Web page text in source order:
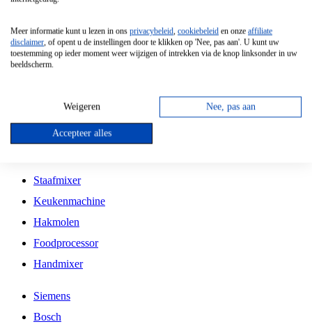
Vrijstaande Magnetron
Vrijstaande Kookplaat
Inbouw Gaskookplaat
Inbouw Keramische Kookplaat
Kookplaat Accessoires
Staafmixer
Keukenmachine
Hakmolen
Foodprocessor
Handmixer
Siemens
Bosch
Meer informatie kunt u lezen in ons privacybeleid, cookiebeleid en onze affiliate
disclaimer, of opent u de instellingen door te klikken op 'Nee, pas aan'. U kunt uw
toestemming op ieder moment weer wijzigen of intrekken via de knop linksonder in uw
beeldscherm.
Weigeren Nee, pas aan
Accepteer alles